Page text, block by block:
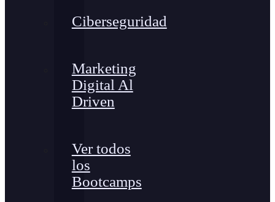
Ciberseguridad
Marketing
Digital Al
Driven
Ver todos
los
Bootcamps